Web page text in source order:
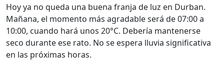
Hoy ya no queda una buena franja de luz en Durban.
Mañana, el momento más agradable será de 07:00 a
10:00, cuando hará unos 20°C. Debería mantenerse
seco durante ese rato. No se espera lluvia significativa
en las próximas horas.